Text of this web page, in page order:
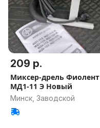
209 р.
Миксер-дрель Фиолент
МД1-11 Э Новый
Минск, Заводской